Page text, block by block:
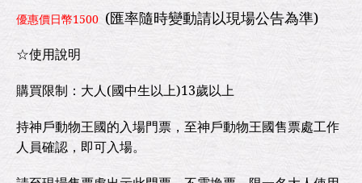
優惠價日幣1500 (匯率隨時變動請以現場公告為準)
☆使用說明
購買限制：大人(國中生以上)13歲以上
持神戶動物王國的入場門票，至神戶動物王國售票處工作
人員確認，即可入場。